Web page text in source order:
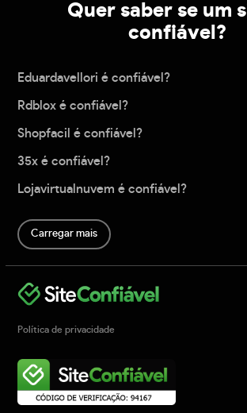
Quer saber se um
confiável?
Eduardavellori é confiável?
Rdblox é confiável?
Shopfacil é confiável?
35x é confiável?
Lojavirtualnuvem é confiável?
Carregar mais
Política de privacidade